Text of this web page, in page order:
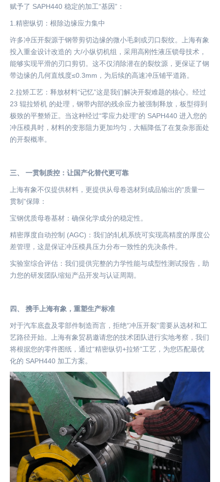
赋予了 SAPH440 稳定的加工“基因”：
1.精密纵切：根除边缘应力集中
许多冲压开裂源于钢带剪切边缘的微小毛刺或刃口裂纹。上海有象
投入重金设计改造的 大/小纵切机组，采用高刚性液压锁母技术，
能够实现平滑的刃口剪切。这不仅消除潜在的裂纹源，更保证了钢
带边缘的几何直线度≤0.3mm，为后续的高速冲压铺平道路。
2. 拉矫工艺：释放材料“记忆”这是我们解决开裂难题的核心。经过
23 辊拉矫机 的处理，钢带内部的残余应力被强制释放，板型得到
极致的平整矫正。当这种经过“零应力处理”的 SAPH440 进入您的
冲压模具时，材料的变形阻力更加均匀，大幅降低了在复杂形面处
的开裂概率。
三、 一贯制质控：让国产化替代更可靠
上海有象不仅提供材料，更提供从母卷选材到成品输出的“质量一
贯制”保障：
宝钢优质母卷基材：确保化学成分的稳定性。
精密厚度自动控制 (AGC)：我们的轧机系统可实现高精度的厚度公
差管理，这是保证冲压模具压力分布一致性的先决条件。
实验室综合评估：我们提供完整的力学性能与成型性测试报告，助
力您的研发团队缩短产品开发与认证周期。
四、 携手上海有象，重塑生产标准
对于汽车底盘及零部件制造而言，拒绝“冲压开裂”需要从选材和工
艺路径开始。上海有象贸易邀请您的技术团队进行实地考察，我们
将根据您的零件图纸，通过“精密纵切+拉矫”工艺，为您匹配最优
化的 SAPH440 加工方案。